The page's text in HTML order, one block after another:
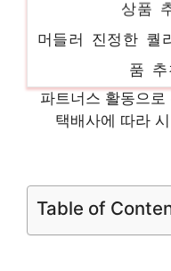
금분세수 스타일
기 상품
잠발란등산화 기
인기 상
파트너스 활동으
택배사에 따라
Table of